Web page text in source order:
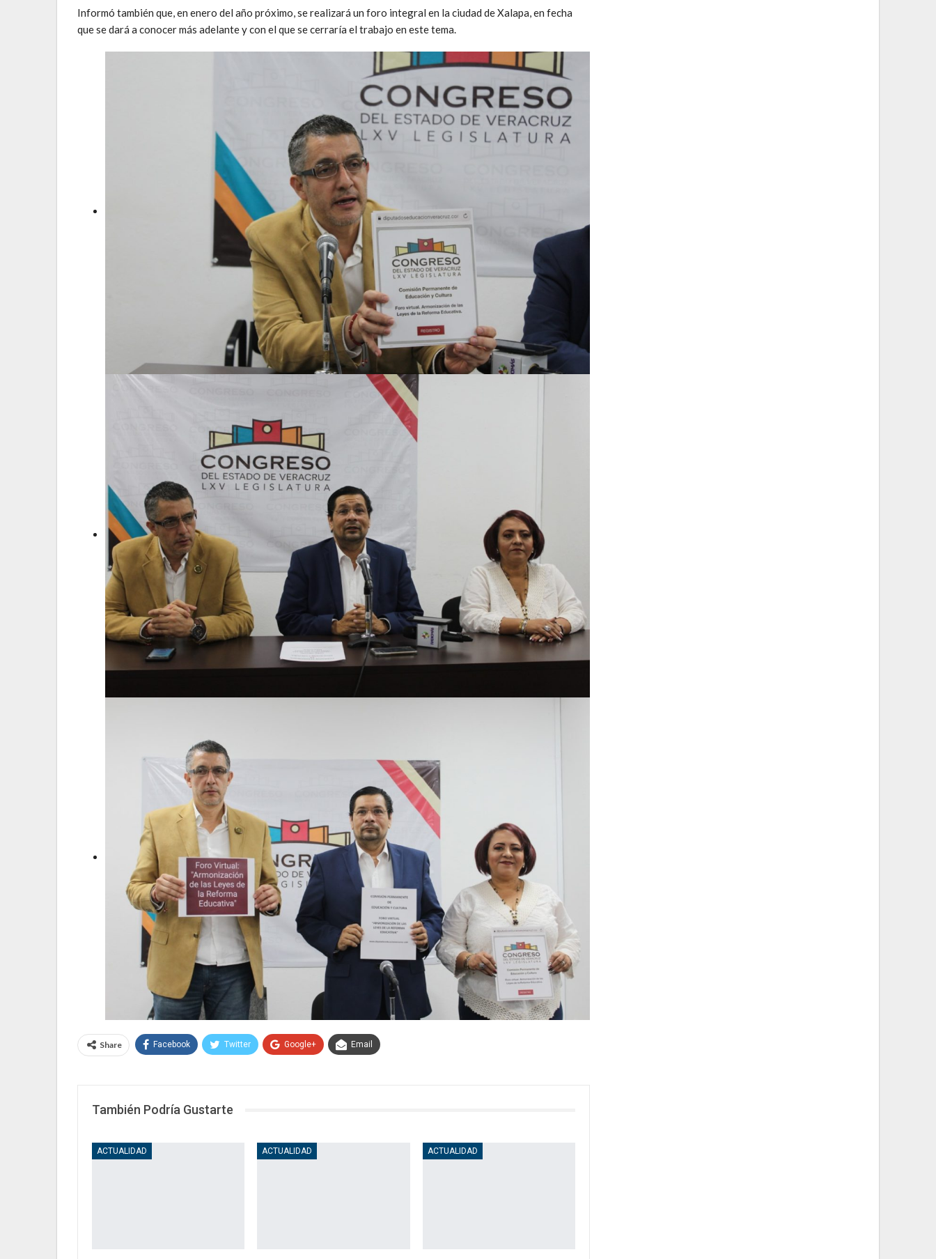
Informó también que, en enero del año próximo, se realizará un foro integral en la ciudad de Xalapa, en fecha
que se dará a conocer más adelante y con el que se cerraría el trabajo en este tema.
Share Facebook Twitter Google+ Email
También Podría Gustarte
ACTUALIDAD ACTUALIDAD ACTUALIDAD